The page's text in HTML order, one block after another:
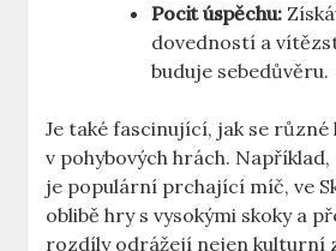
Pocit úspěchu:
dovedností a
buduje sebedůvěru.
Je také fascinující, jak se
v pohybových hrách.
je populární prchající míč, ve
oblibě hry s vysokými skoky a
rozdíly odrážejí nejen kulturní